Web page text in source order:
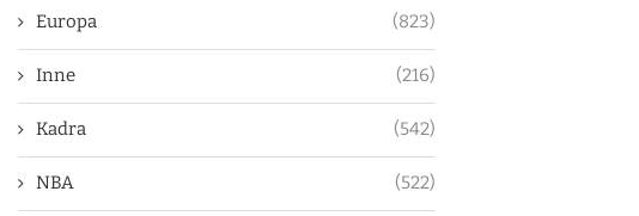
Europa (823)
Inne (216)
Kadra (542)
NBA (522)